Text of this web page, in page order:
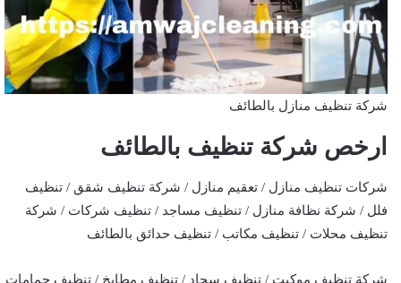
شركة تنظيف منازل بالطائف
ارخص شركة تنظيف بالطائف
شركات تنظيف منازل / تعقيم منازل / شركة تنظيف شقق / تنظيف
فلل / شركة نظافة منازل / تنظيف مساجد / تنظيف شركات / شركة
تنظيف محلات / تنظيف مكاتب / تنظيف حدائق بالطائف
شركة تنظيف موكيت / تنظيف سجاد / تنظيف مطابخ / تنظيف حمامات